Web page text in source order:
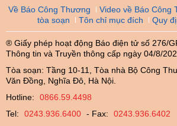
Về Báo Công Thương Video về Báo Công
tòa soạn
Tôn chỉ mục đích Quy
® Giấy phép hoạt động Báo điện tử số 276/
Thông tin và Truyền thông cấp ngày 04/8/
Tòa soạn: Tầng 10-11, Tòa nhà Bộ Công
Văn Đồng, Nghĩa Đô, Hà Nội.
Hotline:
0866.59.4498
Tel:
0243.936.6400 - Fax:
0243.936.6402